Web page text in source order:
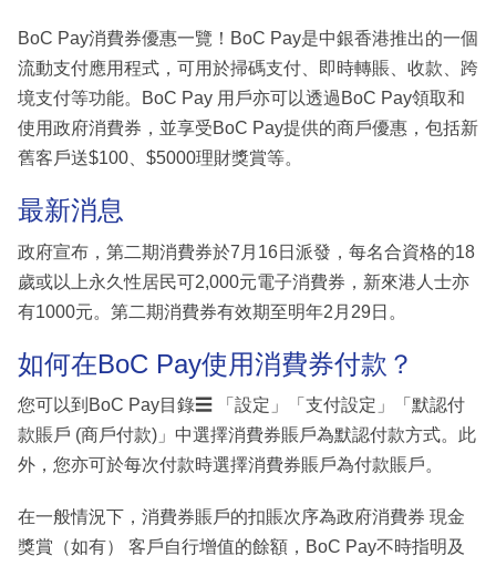
BoC Pay消費券優惠一覽！BoC Pay是中銀香港推出的一個
流動支付應用程式，可用於掃碼支付、即時轉賬、收款、跨
境支付等功能。BoC Pay 用戶亦可以透過BoC Pay領取和
使用政府消費券，並享受BoC Pay提供的商戶優惠，包括新
舊客戶送$100、$5000理財獎賞等。
最新消息
政府宣布，第二期消費券於7月16日派發，每名合資格的18
歲或以上永久性居民可2,000元電子消費券，新來港人士亦
有1000元。第二期消費券有效期至明年2月29日。
如何在BoC Pay使用消費券付款？
您可以到BoC Pay目錄☰ 「設定」「支付設定」「默認付
款賬戶 (商戶付款)」中選擇消費券賬戶為默認付款方式。此
外，您亦可於每次付款時選擇消費券賬戶為付款賬戶。
在一般情況下，消費券賬戶的扣賬次序為政府消費券 現金
獎賞（如有） 客戶自行增值的餘額，BoC Pay不時指明及